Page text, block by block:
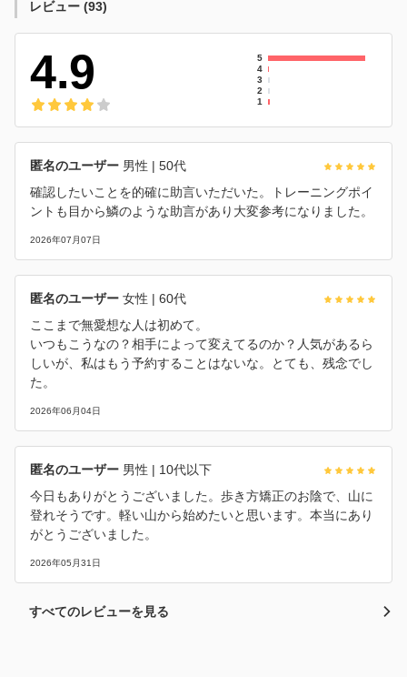
レビュー (93)
4.9
5
4
3
2
1
匿名のユーザー 男性 | 50代
確認したいことを的確に助言いただいた。トレーニングポイ
ントも目から鱗のような助言があり大変参考になりました。
2026年07月07日
匿名のユーザー 女性 | 60代
ここまで無愛想な人は初めて。
いつもこうなの？相手によって変えてるのか？人気があるら
しいが、私はもう予約することはないな。とても、残念でし
た。
2026年06月04日
匿名のユーザー 男性 | 10代以下
今日もありがとうございました。歩き方矯正のお陰で、山に
登れそうです。軽い山から始めたいと思います。本当にあり
がとうございました。
2026年05月31日
すべてのレビューを見る